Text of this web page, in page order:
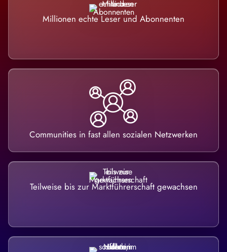
Millionen echte Leser und Abonnenten
Communities in fast allen sozialen Netzwerken
Teilweise bis zur Marktführerschaft gewachsen